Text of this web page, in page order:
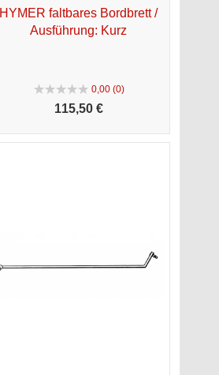
HYMER faltbares Bordbrett /
Ausführung: Kurz
0,00 (0)
115,50 €